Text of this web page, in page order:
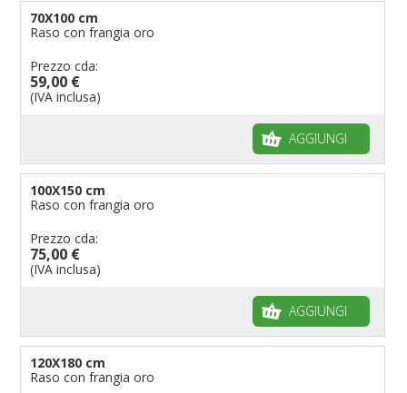
70X100 cm
Raso con frangia oro
Prezzo cda:
59,00 €
(IVA inclusa)
AGGIUNGI
100X150 cm
Raso con frangia oro
Prezzo cda:
75,00 €
(IVA inclusa)
AGGIUNGI
120X180 cm
Raso con frangia oro